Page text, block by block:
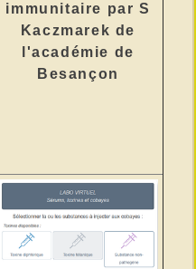
immunitaire par S
Kaczmarek de
l'académie de
Besançon